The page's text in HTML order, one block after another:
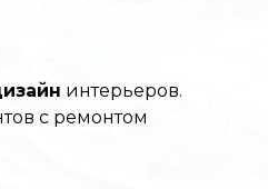
интерьеров.
с ремонтом
7